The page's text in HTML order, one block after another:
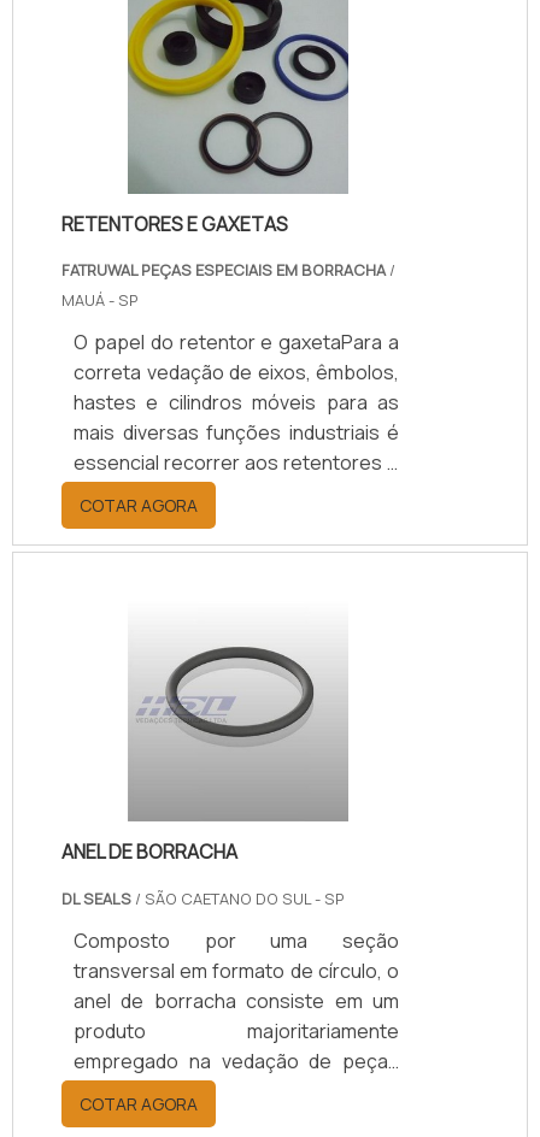
juntas de papelão possuem
diversas cores, sendo cada uma por
suas particularidades durante o
processo de produção, o que as
torna ideais para cada tipo de
aplicação. A junta de papelão branco
RETENTORES E GAXETAS
FATRUWAL PEÇAS ESPECIAIS EM BORRACHA/
MAUÁ - SP
O papel do retentor e gaxetaPara a
correta vedação de eixos, êmbolos,
hastes e cilindros móveis para as
mais diversas funções industriais é
essencial recorrer aos retentores e
gaxetas disponibilizados pelo
mercado especializado. Contudo,
em virtude da variedade e também
os aspectos básicos que fazem das
gaxetas e retentores itens úteis e
essenciais dentro das mais variadas
atividades industriais.Antes da
COTAR AGORA
ANEL DE BORRACHA
DL SEALS / SÃO CAETANO DO SUL - SP
Composto por uma seção
transversal em formato de círculo, o
anel de borracha consiste em um
produto majoritariamente
empregado na vedação de peças
situadas em máquinas estáticas.
Além disso, esse modelo de anel em
COTAR AGORA